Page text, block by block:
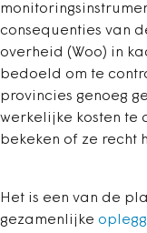
consequenties van
overheid (Woo) in
bedoeld om te
provincies genoeg
werkelijke kosten te
bekeken of ze recht
Het is een van de
gezamenlijke